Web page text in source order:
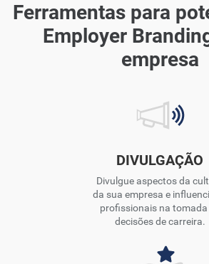
Ferramentas para
Employer
empresa
DIVULGAÇÃO
Divulgue aspectos da
da sua empresa e
profissionais na tomada
decisões de carreira.